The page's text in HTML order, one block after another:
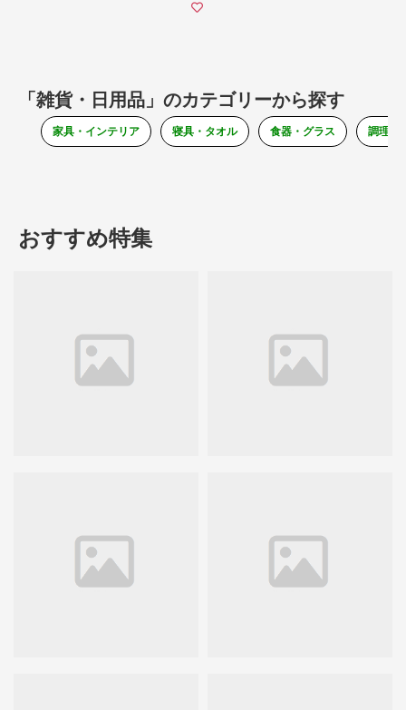
「雑貨・日用品」のカテゴリーから探す
家具・インテリア 寝具・タオル 食器・グラス 調理器
おすすめ特集